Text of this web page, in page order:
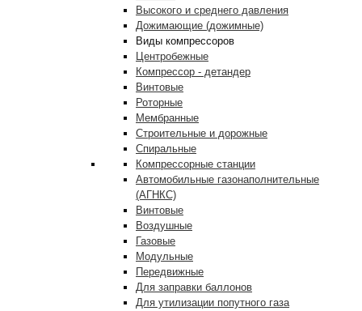
Высокого и среднего давления
Дожимающие (дожимные)
Виды компрессоров
Центробежные
Компрессор - детандер
Винтовые
Роторные
Мембранные
Строительные и дорожные
Спиральные
Компрессорные станции
Автомобильные газонаполнительные
(АГНКС)
Винтовые
Воздушные
Газовые
Модульные
Передвижные
Для заправки баллонов
Для утилизации попутного газа